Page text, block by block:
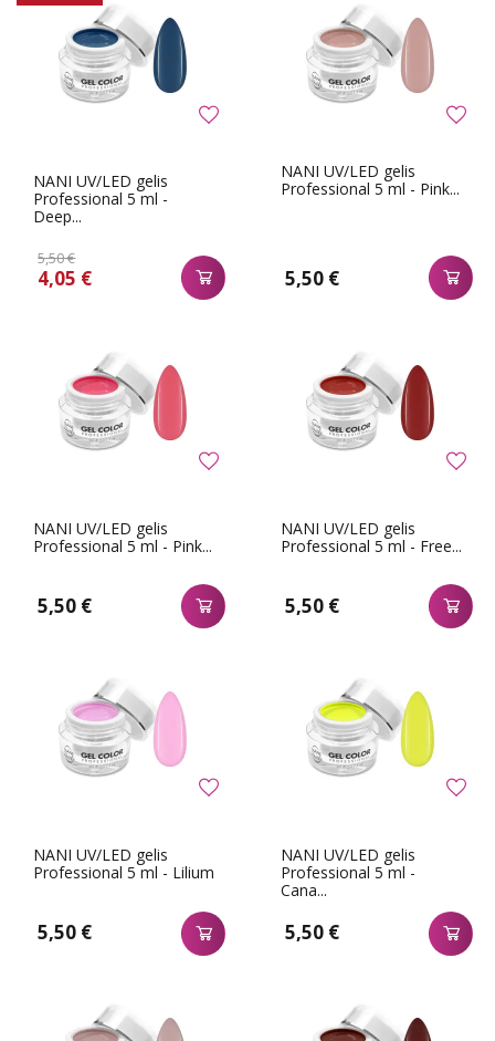
NANI UV/LED gelis
Professional 5 ml -
Deep...
5,50 €
4,05 €
NANI UV/LED gelis
Professional 5 ml - Pink...
5,50 €
NANI UV/LED gelis
Professional 5 ml - Pink...
5,50 €
NANI UV/LED gelis
Professional 5 ml - Free...
5,50 €
NANI UV/LED gelis
Professional 5 ml - Lilium
5,50 €
NANI UV/LED gelis
Professional 5 ml -
Cana...
5,50 €